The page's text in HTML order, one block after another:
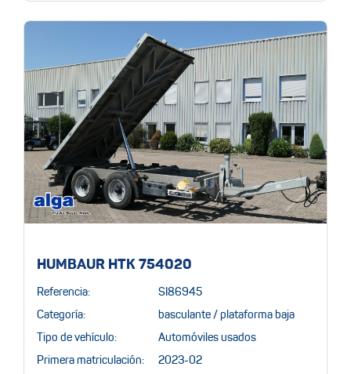
HUMBAUR HTK 754020
Referencia: SI86945
Categoría: basculante / plataforma baja
Tipo de vehículo: Automóviles usados
Primera matriculación: 2023-02